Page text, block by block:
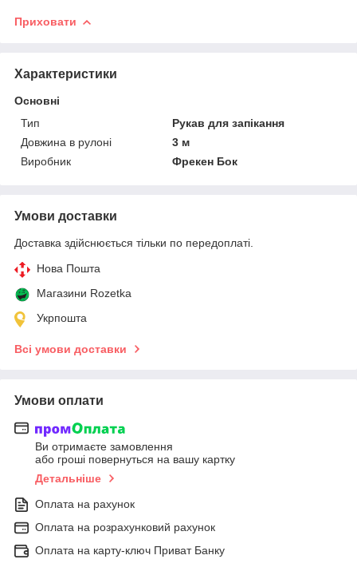
Приховати
Характеристики
Основні
Тип
Рукав для запікання
Довжина в рулоні
3 м
Виробник
Фрекен Бок
Умови доставки
Доставка здійснюється тільки по передоплаті.
Нова Пошта
Магазини Rozetka
Укрпошта
Всі умови доставки
Умови оплати
Ви отримаєте замовлення
або гроші повернуться на вашу картку
Детальніше
Оплата на рахунок
Оплата на розрахунковий рахунок
Оплата на карту-ключ Приват Банку